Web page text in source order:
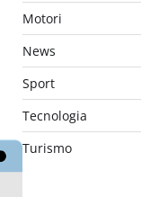
Motori
News
Sport
Tecnologia
Turismo